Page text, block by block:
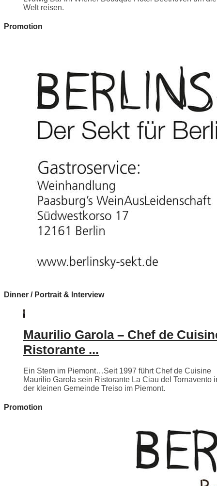
Welt reisen.
Promotion
Dinner / Portrait & Interview
Maurilio Garola – Chef de
Ristorante ...
Ein Stern im Piemont…Seit 1997 führt Chef de Cuisine
Maurilio Garola sein Ristorante La Ciau del Tornavento
der kleinen Gemeinde Treiso im Piemont.
Promotion